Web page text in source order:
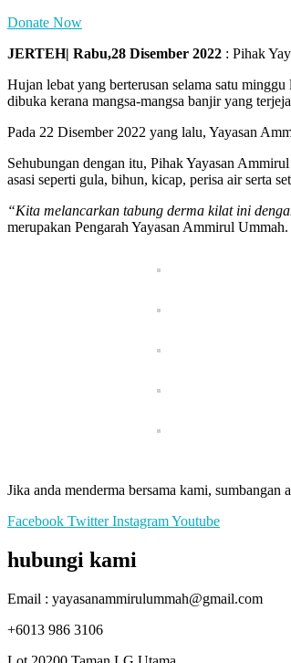
Donate Now
JERTEH| Rabu,28 Disember 2022 : Pihak
Hujan lebat yang berterusan selama satu
dibuka kerana mangsa-mangsa banjir yang
Pada 22 Disember 2022 yang lalu, Yayasan
Sehubungan dengan itu, Pihak Yayasan
asasi seperti gula, bihun, kicap, perisa air serta
“Kita melancarkan tabung derma kilat ini
merupakan Pengarah Yayasan Ammirul Ummah.
Jika anda menderma bersama kami,
Facebook Twitter InstagramYoutube
hubungi kami
Email : yayasanammirulummah@gmail.com
+6013 986 3106